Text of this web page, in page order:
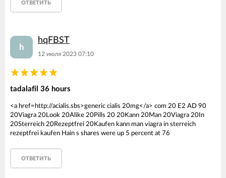
ОТВЕТИТЬ
h
hqFBST
12 июля 2023 07:10
tadalafil 36 hours
<a href=http://acialis.sbs>generic cialis 20mg</a> com 20 E2 AD 90
20Viagra 20Look 20Alike 20Pills 20 20Kann 20Man 20Viagra 20In
20Sterreich 20Rezeptfrei 20Kaufen kann man viagra in sterreich
rezeptfrei kaufen Hain s shares were up 5 percent at 76
ОТВЕТИТЬ